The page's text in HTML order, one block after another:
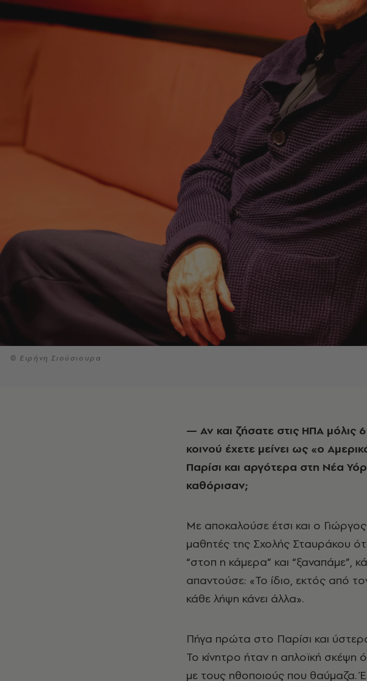
© Ειρήνη Σιούσιουρα
— Αν και ζήσατε στις ΗΠΑ μόλις 6 χρόνια (1973 - 1979), στο μυαλό του
κοινού έχετε μείνει ως «ο
Παρίσι και αργότερα στη Νέα
καθόρισαν;
Με αποκαλούσε έτσι και ο
μαθητές της Σχολής Σταυράκου
“στοπ η κάμερα” και “ξαναπάμε”,
απαντούσε: «Το ίδιο, εκτός από
κάθε λήψη κάνει άλλα».
Πήγα πρώτα στο Παρίσι και
Το κίνητρο ήταν η απλοϊκή σκέψη
με τους ηθοποιούς που θαύμαζα.